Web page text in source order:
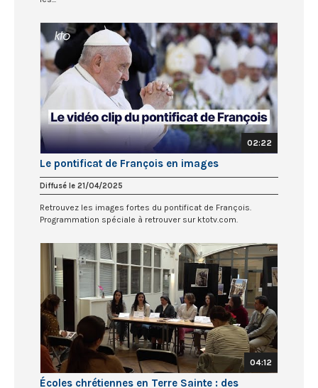
02:22
Le pontificat de François en images
Diffusé le 21/04/2025
Retrouvez les images fortes du pontificat de François.
Programmation spéciale à retrouver sur ktotv.com.
04:12
Écoles chrétiennes en Terre Sainte : des